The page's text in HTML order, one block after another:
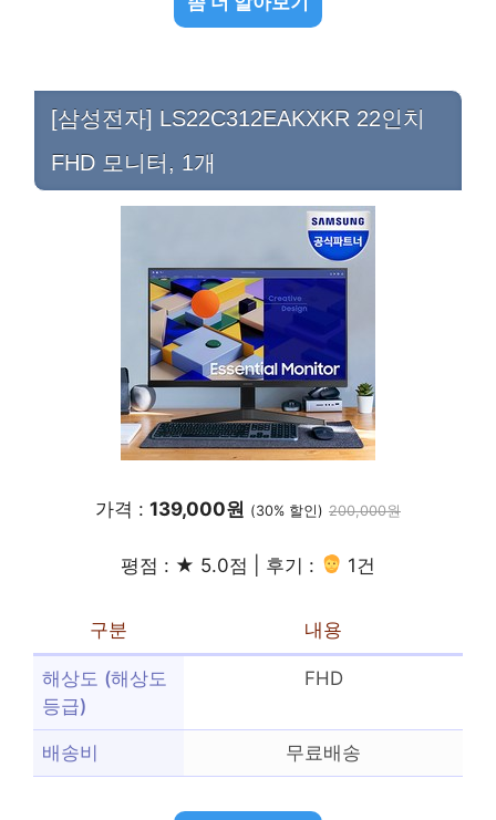
[삼성전자] LS22C312EAKXKR 22인치
FHD 모니터, 1개
가격 : 139,000원 (30% 할인) 200,000원
평점 : ★ 5.0점 | 후기 : 1건
구분 내용
해상도 (해상도
등급)
FHD
배송비 무료배송